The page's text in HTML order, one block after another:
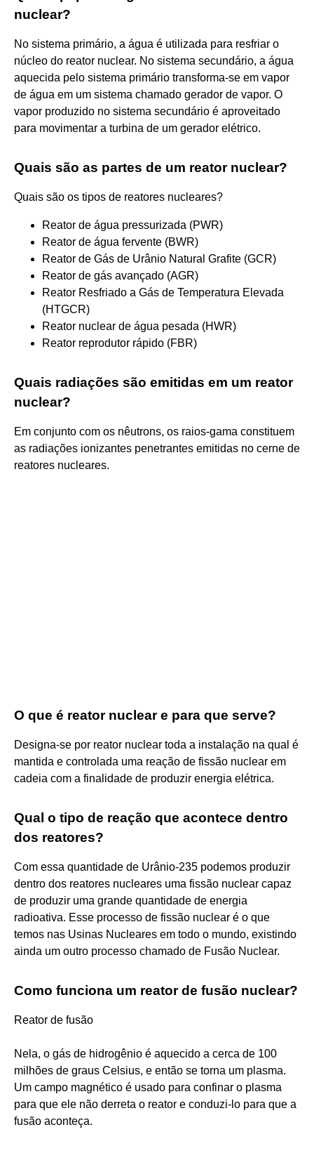
nuclear?
No sistema primário, a água é utilizada para resfriar o
núcleo do reator nuclear. No sistema secundário, a água
aquecida pelo sistema primário transforma-se em vapor
de água em um sistema chamado gerador de vapor. O
vapor produzido no sistema secundário é aproveitado
para movimentar a turbina de um gerador elétrico.
Quais são as partes de um reator nuclear?
Quais são os tipos de reatores nucleares?
Reator de água pressurizada (PWR)
Reator de água fervente (BWR)
Reator de Gás de Urânio Natural Grafite (GCR)
Reator de gás avançado (AGR)
Reator Resfriado a Gás de Temperatura Elevada
(HTGCR)
Reator nuclear de água pesada (HWR)
Reator reprodutor rápido (FBR)
Quais radiações são emitidas em um reator
nuclear?
Em conjunto com os nêutrons, os raios-gama constituem
as radiações ionizantes penetrantes emitidas no cerne de
reatores nucleares.
O que é reator nuclear e para que serve?
Designa-se por reator nuclear toda a instalação na qual é
mantida e controlada uma reação de fissão nuclear em
cadeia com a finalidade de produzir energia elétrica.
Qual o tipo de reação que acontece dentro
dos reatores?
Com essa quantidade de Urânio-235 podemos produzir
dentro dos reatores nucleares uma fissão nuclear capaz
de produzir uma grande quantidade de energia
radioativa. Esse processo de fissão nuclear é o que
temos nas Usinas Nucleares em todo o mundo, existindo
ainda um outro processo chamado de Fusão Nuclear.
Como funciona um reator de fusão nuclear?
Reator de fusão
Nela, o gás de hidrogênio é aquecido a cerca de 100
milhões de graus Celsius, e então se torna um plasma.
Um campo magnético é usado para confinar o plasma
para que ele não derreta o reator e conduzi-lo para que a
fusão aconteça.